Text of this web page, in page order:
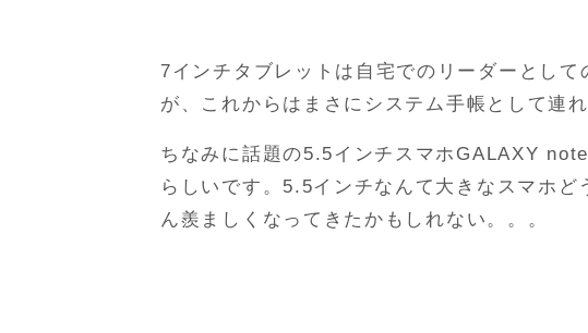
7インチタブレットは自宅でのリーダーとし
が、これからはまさにシステム手帳として連
ちなみに話題の5.5インチスマホGALAXY
らしいです。5.5インチなんて大きなスマホ
ん羨ましくなってきたかもしれない。。。